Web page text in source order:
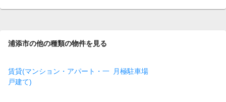
浦添市の他の種類の物件を見る
賃貸(マンション・アパート・一
戸建て)
月極駐車場